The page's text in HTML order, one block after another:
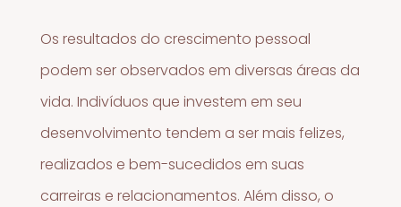
Os resultados do crescimento pessoal
podem ser observados em diversas áreas da
vida. Indivíduos que investem em seu
desenvolvimento tendem a ser mais felizes,
realizados e bem-sucedidos em suas
carreiras e relacionamentos. Além disso, o